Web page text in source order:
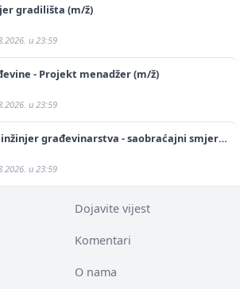
gradilišta (m/ž)
u 23:59
- Projekt menadžer (m/ž)
u 23:59
građevinarstva - saobraćajni smjer
u 23:59
Dojavite vijest
Komentari
O nama